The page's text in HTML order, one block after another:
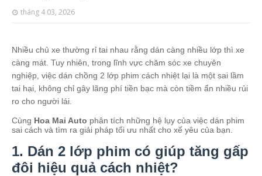
tháng 4 03, 2026
Nhiều chủ xe thường rỉ tai nhau rằng dán càng nhiều lớp thì xe
càng mát. Tuy nhiên, trong lĩnh vực chăm sóc xe chuyên
nghiệp, việc dán chồng 2 lớp phim cách nhiệt lại là một sai lầm
tai hại, không chỉ gây lãng phí tiền bạc mà còn tiềm ẩn nhiều rủi
ro cho người lái.
Cùng Hoa Mai Auto phân tích những hệ lụy của việc dán phim
sai cách và tìm ra giải pháp tối ưu nhất cho xế yêu của bạn.
1. Dán 2 lớp phim có giúp tăng gấp
đôi hiệu quả cách nhiệt?